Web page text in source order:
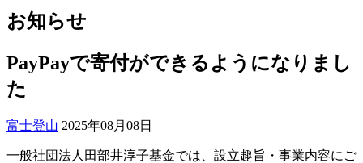
お知らせ
PayPayで寄付ができるようになりまし
た
富士登山 2025年08月08日
一般社団法人田部井淳子基金では、設立趣旨・事業内容にご